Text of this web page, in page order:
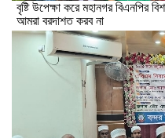
বৃষ্টি উপেক্ষা করে মহানগর বিএনপির
আমরা বরদাশত করব না